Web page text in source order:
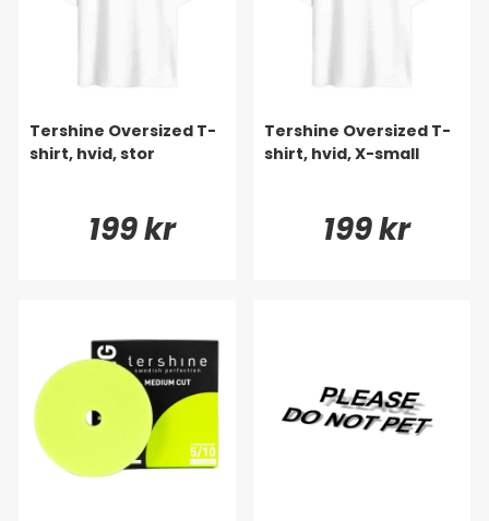
Tershine Oversized T-
shirt, hvid, stor
199 kr
Tershine Oversized T-
shirt, hvid, X-small
199 kr